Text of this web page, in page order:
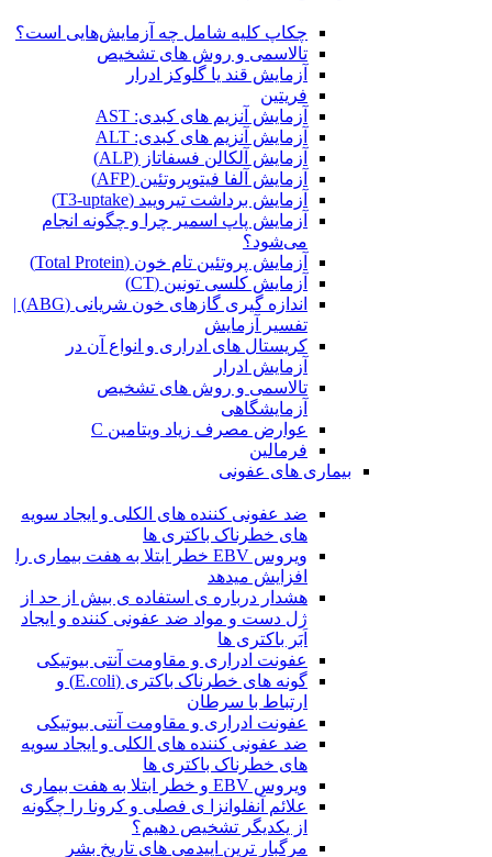
چکاپ کلیه شامل چه آزمایش‌هایی است؟
تالاسمی و روش های تشخیص
آزمایش قند یا گلوکز ادرار
فریتین
آزمایش آنزیم های کبدی: AST
آزمایش آنزیم های کبدی: ALT
آزمایش آلکالن فسفاتاز (ALP)
آزمایش آلفا فیتوپروتئین (AFP)
آزمایش برداشت تیرویید (T3-uptake)
آزمایش پاپ اسمیر چرا و چگونه انجام
می‌شود؟
آزمایش پروتئین تام خون (Total Protein)
آزمایش کلسی تونین (CT)
اندازه گیری گازهای خون شریانی (ABG) |
تفسیر آزمایش
کریستال ‌های ادراری و انواع آن در
آزمایش ادرار
تالاسمی و روش های تشخیص
آزمایشگاهی
عوارض مصرف زیاد ویتامین C
فرمالین
بیماری های عفونی
ضد عفونی کننده های الکلی و ایجاد سویه
های خطرناک باکتری ها
ویروس EBV خطر ابتلا به هفت بیماری را
افزایش میدهد
هشدار درباره ی استفاده ی بیش از حد از
ژل دست و مواد ضد عفونی کننده و ایجاد
اَبَر باکتری ها
عفونت ادراری و مقاومت آنتی بیوتیکی
گونه های خطرناک باکتری (E.coli) و
ارتباط با سرطان
عفونت ادراری و مقاومت آنتی بیوتیکی
ضد عفونی کننده های الکلی و ایجاد سویه
های خطرناک باکتری ها
ویروس EBV و خطر ابتلا به هفت بیماری
علائم آنفلوانزا ی فصلی و کرونا را چگونه
از یکدیگر تشخیص دهیم؟
مرگبار ترین اپیدمی های تاریخ بشر